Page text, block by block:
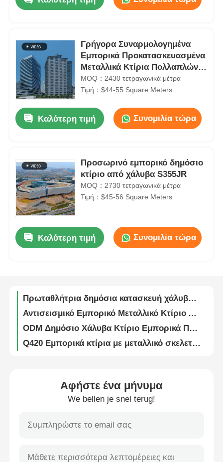
Αρχική Σελίδα
Προϊόντα
Βίντεο
Γύρος εργοστασίων
Ποιοτικός έλεγχος
Όλες οι περιπτώσεις
Ζητήστε ένα απόσπασμα
Γρήγορα Συναρμολογημένα
Εμπορικά Προκατασκευασμένα
Μεταλλικά Κτίρια Πολλαπλών
Ορόφων από Χάλυβα
MOQ：2430 τετραγωνικά μέτρα
Τιμή：$44-55 Square Meters
Καλύτερη τιμή Συνομιλία τώρα
Προσωρινό εμπορικό δημόσιο
κτίριο από χάλυβα S355JR
MOQ：2730 τετραγωνικά μέτρα
Τιμή：$45-56 Square Meters
Καλύτερη τιμή
Συνομιλία τώρα
Q235B Q355B Q420B Βιομηχανικό Πλαίσιο από Χάλυβα Δομής Προτύπου AISC Κατά Παραγγελία
Αφήστε ένα μήνυμα
We bellen je snel terug!